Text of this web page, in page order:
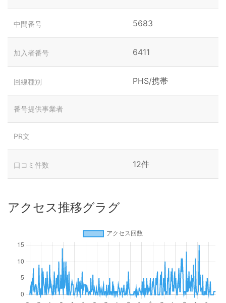
中間番号 5683
加入者番号 6411
回線種別 PHS/携帯
番号提供事業者
PR文
口コミ件数 12件
アクセス推移グラグ